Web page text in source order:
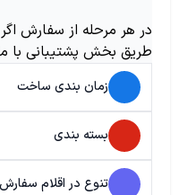
در هر مرحله از سفارش
طریق بخش پشتیبانی با
زمان بندی ساخت
بسته بندی
تنوع در اقلام سفارش